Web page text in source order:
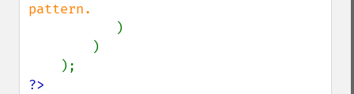
pattern.
)
?>